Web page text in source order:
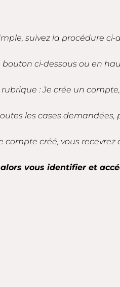
suivez la procédure ci-
bouton ci-dessous ou en
rubrique : Je crée un
les cases demandées,
compte créé, vous
vous identifier et